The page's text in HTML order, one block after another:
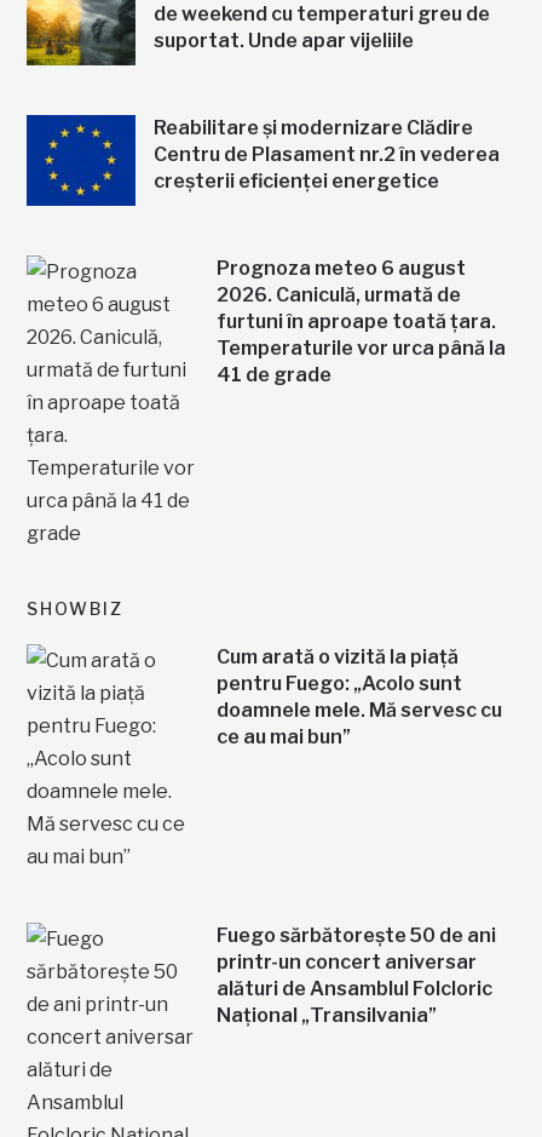
de weekend cu temperaturi greu de
suportat. Unde apar vijeliile
Reabilitare și modernizare Clădire
Centru de Plasament nr.2 în vederea
creșterii eficienței energetice
Prognoza meteo 6 august
2026. Caniculă, urmată de
furtuni în aproape toată țara.
Temperaturile vor urca până la
41 de grade
SHOWBIZ
Cum arată o vizită la piață
pentru Fuego: „Acolo sunt
doamnele mele. Mă servesc cu
ce au mai bun”
Fuego sărbătorește 50 de ani
printr-un concert aniversar
alături de Ansamblul Folcloric
Național „Transilvania”